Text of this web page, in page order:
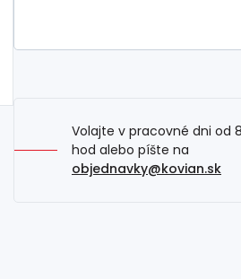
Volajte v pracovné dni od
hod alebo píšte na
objednavky@kovian.sk